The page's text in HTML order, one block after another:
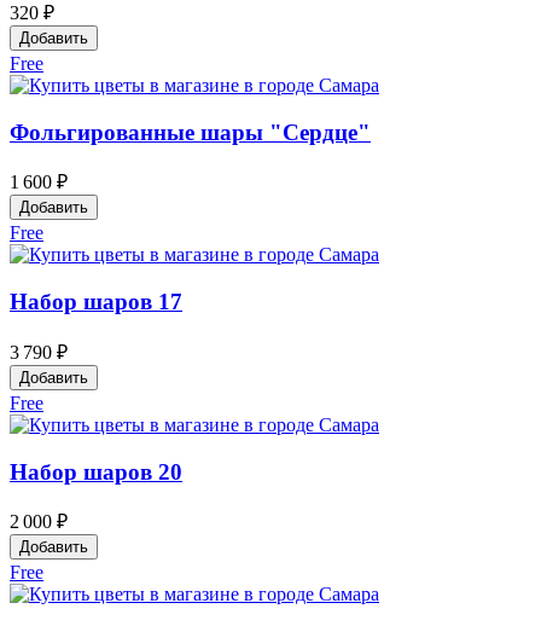
320 ₽
Добавить
Free
Фольгированные шары "Сердце"
1 600 ₽
Добавить
Free
Набор шаров 17
3 790 ₽
Добавить
Free
Набор шаров 20
2 000 ₽
Добавить
Free